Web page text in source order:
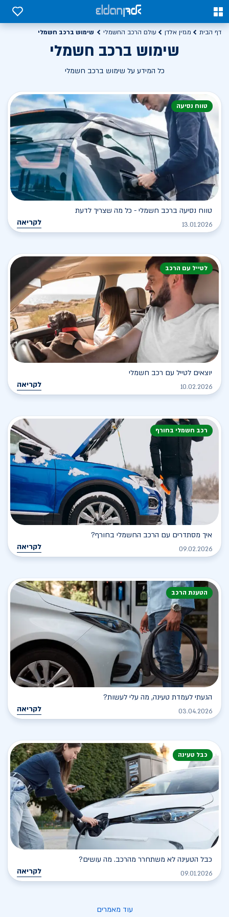
0
0
דף הבית מגזין אלדן עולם הרכב החשמלי שימוש ברכב חשמלי
שימוש ברכב חשמלי
כל המידע על שימוש ברכב חשמלי
טווח נסיעה
טווח נסיעה ברכב חשמלי - כל מה שצריך לדעת
13.01.2026 לקריאה
לטייל עם הרכב
יוצאים לטייל עם רכב חשמלי
10.02.2026 לקריאה
רכב חשמלי בחורף
איך מסתדרים עם הרכב החשמלי בחורף?
09.02.2026 לקריאה
הטענת הרכב
הגעתי לעמדת טעינה, מה עלי לעשות?
03.04.2026 לקריאה
כבל טעינה
כבל הטעינה לא משתחרר מהרכב. מה עושים?
09.01.2026 לקריאה
עוד מאמרים